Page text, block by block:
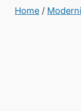
Home / Moderni